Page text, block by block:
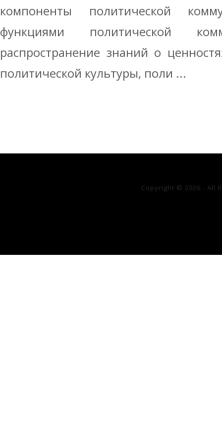
компоненты политической
функциями политической
распространение знаний о
политической культуры, поли ...
Copyright © 2026 - All